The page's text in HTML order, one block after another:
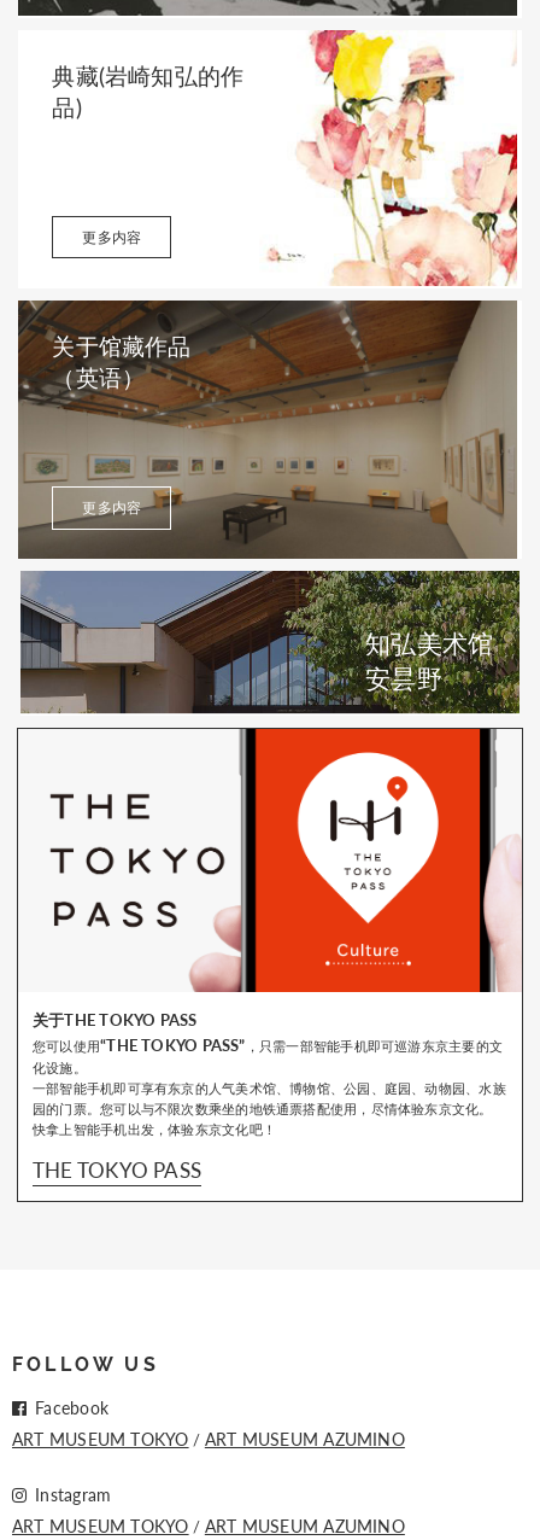
典藏(岩崎知弘的作
品)
更多内容
关于馆藏作品
（英语）
更多内容
知弘美术馆
安昙野
关于THE TOKYO PASS
您可以使用“THE TOKYO PASS” ，只需一部智能手机即可巡游东京主要的文
化设施。
一部智能手机即可享有东京的人气美术馆、博物馆、公园、庭园、动物园、水族
园的门票。您可以与不限次数乘坐的地铁通票搭配使用，尽情体验东京文化。
快拿上智能手机出发，体验东京文化吧！
THE TOKYO PASS
FOLLOW US
Facebook
ART MUSEUM TOKYO
ART MUSEUM AZUMINO
Instagram
ART MUSEUM TOKYO
ART MUSEUM AZUMINO